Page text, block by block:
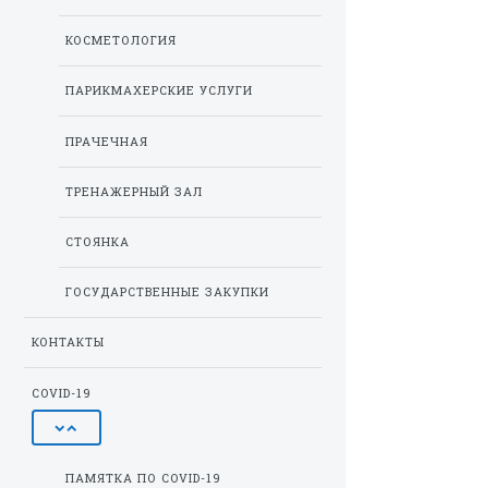
КОСМЕТОЛОГИЯ
ПАРИКМАХЕРСКИЕ УСЛУГИ
ПРАЧЕЧНАЯ
ТРЕНАЖЕРНЫЙ ЗАЛ
СТОЯНКА
ГОСУДАРСТВЕННЫЕ ЗАКУПКИ
КОНТАКТЫ
COVID-19
ПАМЯТКА ПО COVID-19